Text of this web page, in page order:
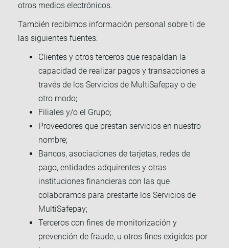
otros medios electrónicos.
También recibimos información personal sobre ti de
las siguientes fuentes:
Clientes y otros terceros que respaldan la
capacidad de realizar pagos y transacciones a
través de los Servicios de MultiSafepay o de
otro modo;
Filiales y/o el Grupo;
Proveedores que prestan servicios en nuestro
nombre;
Bancos, asociaciones de tarjetas, redes de
pago, entidades adquirentes y otras
instituciones financieras con las que
colaboramos para prestarte los Servicios de
MultiSafepay;
Terceros con fines de monitorización y
prevención de fraude, u otros fines exigidos por